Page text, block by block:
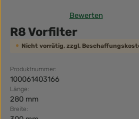
Durchschnittliche Bewertung von 0
Bewerten
R8 Vorfilter
Nicht vorrätig, zzgl.
Produktnummer:
100061403166
Länge:
280 mm
Breite: